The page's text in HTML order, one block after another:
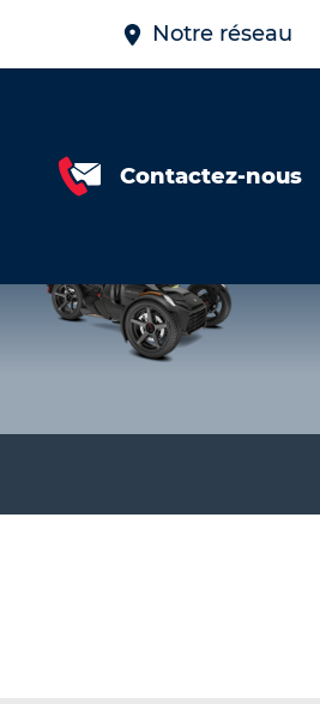
Notre réseau
Contactez-nous